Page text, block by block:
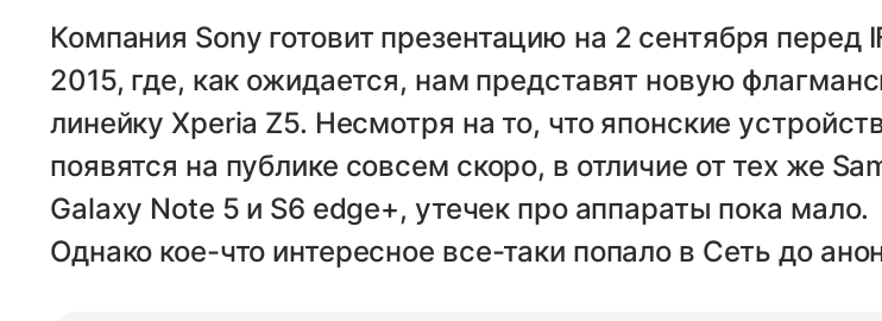
Компания Sony готовит презентацию на 2 сентября перед
2015, где, как ожидается, нам представят новую
линейку Xperia Z5. Несмотря на то, что японские
появятся на публике совсем скоро, в отличие от тех же
Galaxy Note 5 и S6 edge+, утечек про аппараты пока мало.
Однако кое-что интересное все-таки попало в Сеть до